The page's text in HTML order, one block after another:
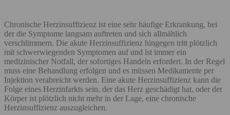
Chronische Herzinsuffizienz ist eine sehr häufige Erkrankung, bei
der die Symptome langsam auftreten und sich allmählich
verschlimmern. Die akute Herzinsuffizienz hingegen tritt plötzlich
mit schwerwiegenden Symptomen auf und ist immer ein
medizinischer Notfall, der sofortiges Handeln erfordert. In der Regel
muss eine Behandlung erfolgen und es müssen Medikamente per
Injektion verabreicht werden. Eine akute Herzinsuffizienz kann die
Folge eines Herzinfarkts sein, der das Herz geschädigt hat, oder der
Körper ist plötzlich nicht mehr in der Lage, eine chronische
Herzinsuffizienz auszugleichen.